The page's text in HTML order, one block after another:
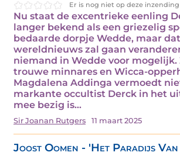
Er is nog niet op deze
Nu staat de excentrieke eenling
langer bekend als een griezelig
bedaarde dorpje Wedde, maar
wereldnieuws zal gaan
niemand in Wedde voor mogelijk.
trouwe minnares en Wicca-
Magdalena Addinga vermoedt
markante occultist Derck in het
mee bezig is…
Sir Joanan Rutgers 11 maart 2025
Joost Oomen - 'Het Paradijs